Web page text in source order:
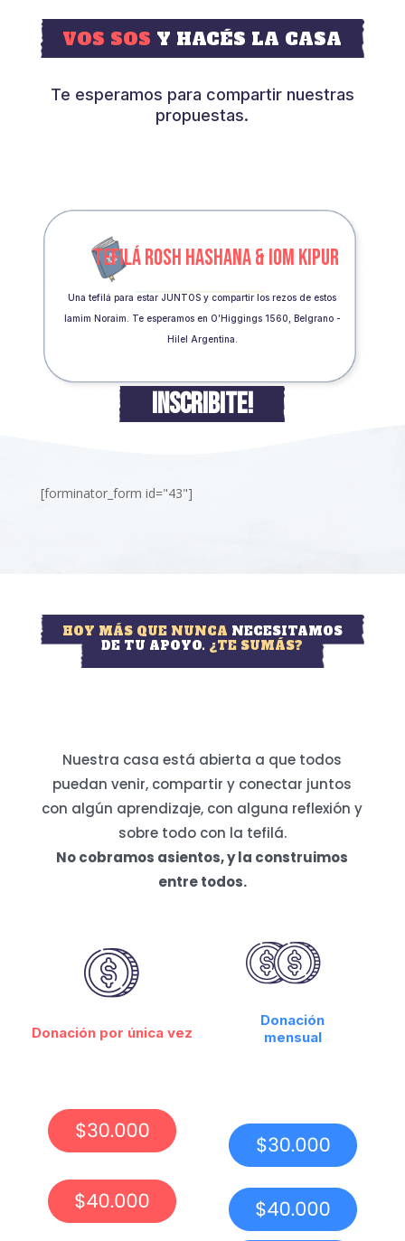
VOS SOS Y HACÉS LA CASA
Te esperamos para compartir nuestras
propuestas.
TEFILÁ ROSH HASHANA & IOM KIPUR
Una tefilá para estar JUNTOS y compartir los rezos de estos
Iamim Noraim. Te esperamos en O’Higgings 1560, Belgrano -
Hilel Argentina.
INSCRIBITE!
[forminator_form id="43"]
HOY MÁS QUE NUNCA NECESITAMOS
DE TU APOYO. ¿TE SUMÁS?
Nuestra casa está abierta a que todos
puedan venir, compartir y conectar juntos
con algún aprendizaje, con alguna reflexión y
sobre todo con la tefilá.
No cobramos asientos, y la construimos
entre todos.
Donación por única vez
Donación
mensual